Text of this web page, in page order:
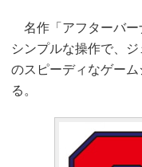
名作「アフターバー
シンプルな操作で、
のスピーディなゲー
る。